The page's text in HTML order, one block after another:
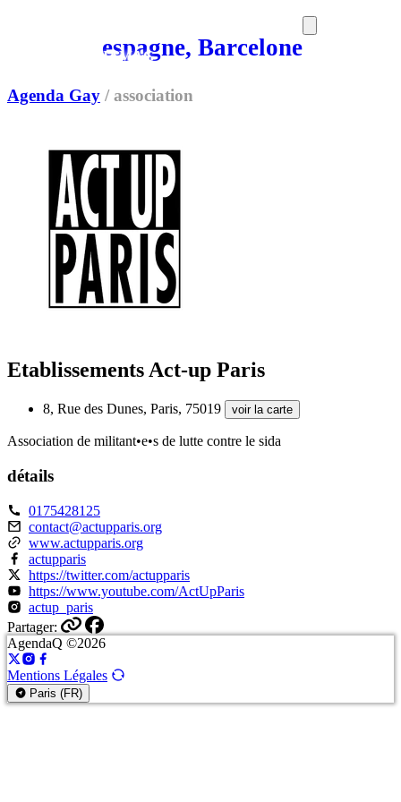
espagne, Barcelone
MEDIAMAG
Agenda Gay / association
Etablissements Act-up Paris
8, Rue des Dunes, Paris, 75019 voir la carte
Association de militant•e•s de lutte contre le sida
détails
0175428125
contact@actupparis.org
www.actupparis.org
actupparis
https://twitter.com/actupparis
https://www.youtube.com/ActUpParis
actup_paris
Partager:
AgendaQ ©2026
Mentions Légales
Paris (FR)